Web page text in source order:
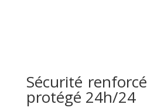
Sécurité
protégé 24h/24